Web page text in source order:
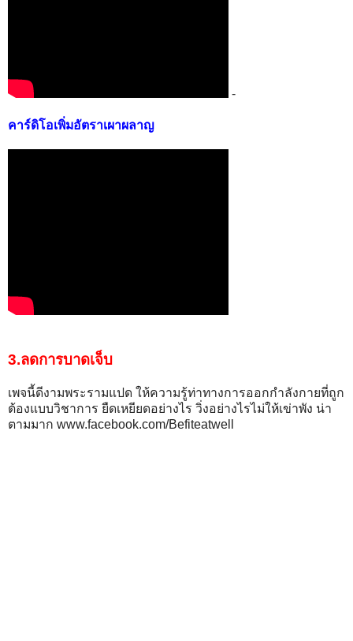
-
คาร์ดิโอเพิ่มอัตราเผาผลาญ
3.ลดการบาดเจ็บ
เพจนี้ดีงามพระรามแปด ให้ความรู้ท่าทางการออกกำลังกายที่ถูก
ต้องแบบวิชาการ ยืดเหยียดอย่างไร วิ่งอย่างไรไม่ให้เข่าพัง น่า
ตามมาก www.facebook.com/Befiteatwell